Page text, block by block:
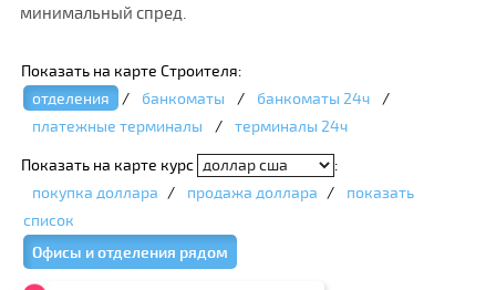
минимальный спред.
Показать на карте Строителя:
отделения
/ банкоматы / банкоматы 24ч
/
платежные терминалы
/ терминалы 24ч
Показать на карте курс
:
покупка доллара / продажа доллара /
показать
список
Офисы и отделения рядом